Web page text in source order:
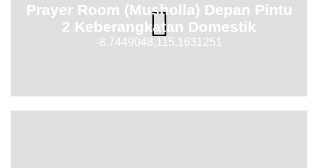
Prayer Room (Musholla) Depan Pintu
2 Keberangkatan Domestik
-8.7449048,115.1631251